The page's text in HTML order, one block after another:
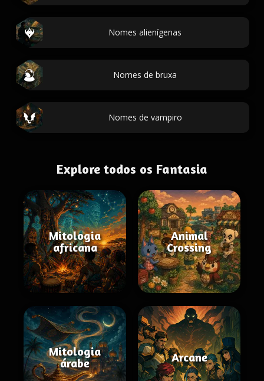
Nomes alienígenas
Nomes de bruxa
Nomes de vampiro
Explore todos os Fantasia
Mitologia
africana
Animal
Crossing
Mitologia
árabe
Arcane